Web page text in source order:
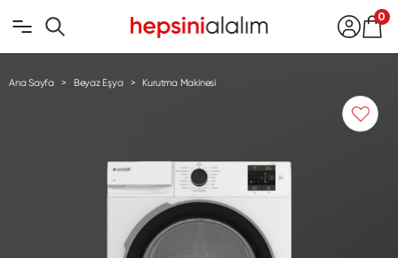
0
Ana Sayfa Beyaz Eşya Kurutma Makinesi